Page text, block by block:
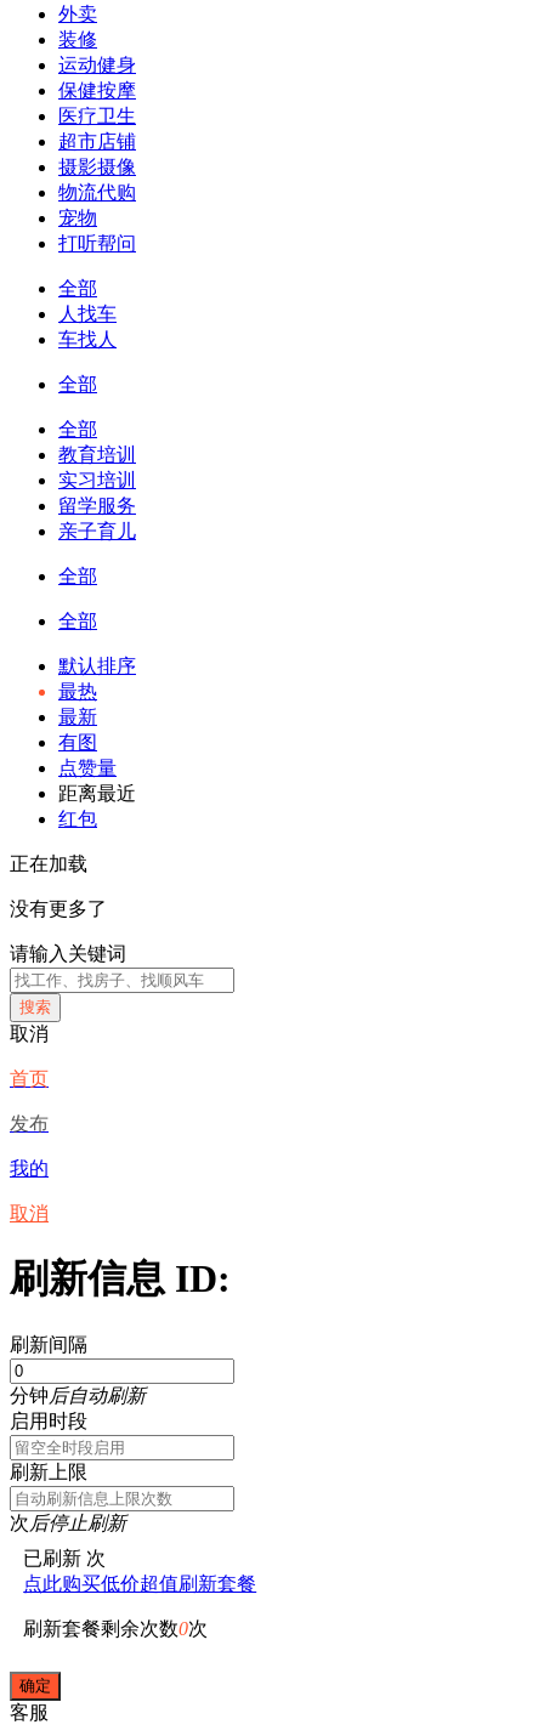
外卖
装修
运动健身
保健按摩
医疗卫生
超市店铺
摄影摄像
物流代购
宠物
打听帮问
全部
人找车
车找人
全部
全部
教育培训
实习培训
留学服务
亲子育儿
全部
全部
默认排序
最热
最新
有图
点赞量
距离最近
红包
正在加载
没有更多了
请输入关键词
搜索
取消
首页
发布
我的
取消
刷新信息 ID:
刷新间隔
分钟后自动刷新
启用时段
刷新上限
次后停止刷新
已刷新 次
点此购买低价超值刷新套餐
刷新套餐剩余次数0次
客服